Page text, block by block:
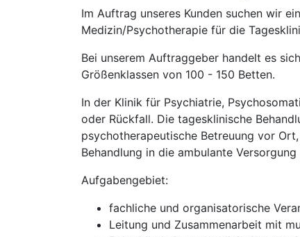
Im Auftrag unseres Kunden suchen wir
Medizin/Psychotherapie für die
Bei unserem Auftraggeber handelt es
Größenklassen von 100 - 150 Betten.
In der Klinik für Psychiatrie,
oder Rückfall. Die tagesklinische
psychotherapeutische Betreuung vor
Behandlung in die ambulante
Aufgabengebiet:
fachliche und organisatorische
Leitung und Zusammenarbeit mit